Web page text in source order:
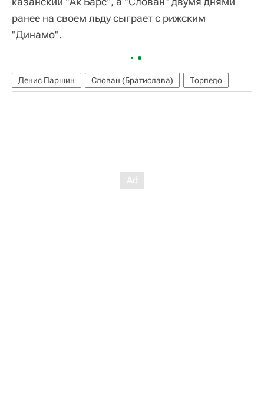
ранее на своем льду сыграет с рижским
"Динамо".
Денис Паршин Слован (Братислава) Торпедо